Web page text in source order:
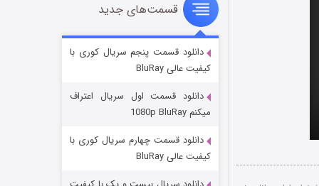
سریال زشت
قسمت5 (زیرنویس) منتشر شد
قسمت‌های جدید
دانلود قسمت پنجم سریال کوری با
کیفیت عالی BluRay
دانلود قسمت اول سریال اعتراف
میکنم 1080p BluRay
دانلود قسمت چهارم سریال کوری با
کیفیت عالی BluRay